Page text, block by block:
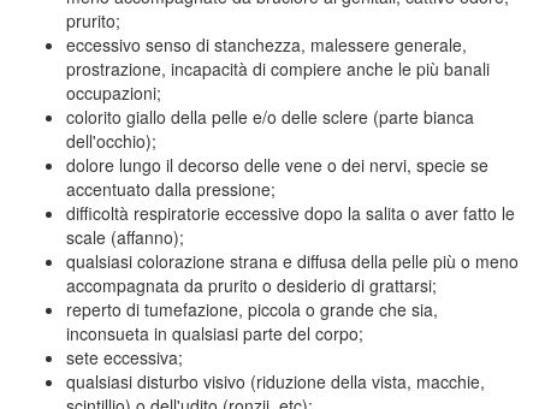
prurito;
eccessivo senso di stanchezza, malessere generale,
prostrazione, incapacità di compiere anche le più banali
occupazioni;
colorito giallo della pelle e/o delle sclere (parte bianca
dell'occhio);
dolore lungo il decorso delle vene o dei nervi, specie se
accentuato dalla pressione;
difficoltà respiratorie eccessive dopo la salita o aver fatto le
scale (affanno);
qualsiasi colorazione strana e diffusa della pelle più o meno
accompagnata da prurito o desiderio di grattarsi;
reperto di tumefazione, piccola o grande che sia,
inconsueta in qualsiasi parte del corpo;
sete eccessiva;
qualsiasi disturbo visivo (riduzione della vista, macchie,